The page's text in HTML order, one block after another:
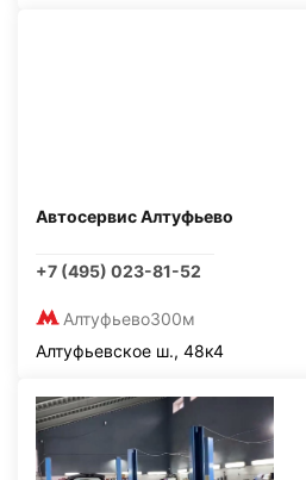
Автосервис Алтуфьево
+7 (495) 023-81-52
Алтуфьево300м
Алтуфьевское ш., 48к4